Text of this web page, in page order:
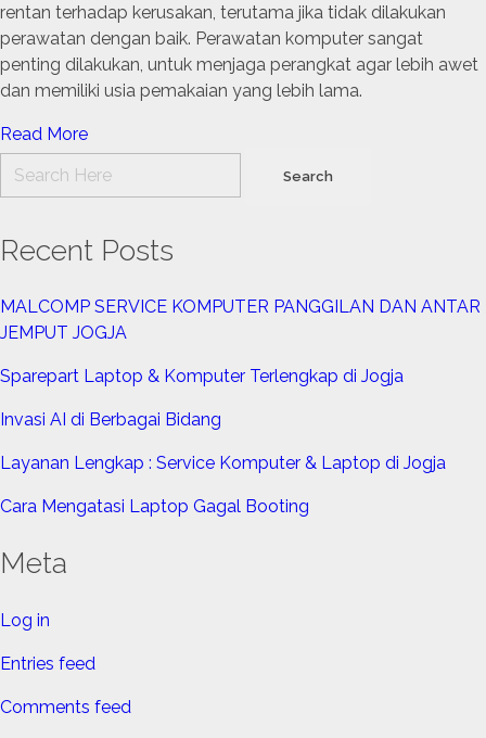
rentan terhadap kerusakan, terutama jika tidak dilakukan
perawatan dengan baik. Perawatan komputer sangat
penting dilakukan, untuk menjaga perangkat agar lebih awet
dan memiliki usia pemakaian yang lebih lama.
Read More
Recent Posts
MALCOMP SERVICE KOMPUTER PANGGILAN DAN ANTAR
JEMPUT JOGJA
Sparepart Laptop & Komputer Terlengkap di Jogja
Invasi AI di Berbagai Bidang
Layanan Lengkap : Service Komputer & Laptop di Jogja
Cara Mengatasi Laptop Gagal Booting
Meta
Log in
Entries feed
Comments feed